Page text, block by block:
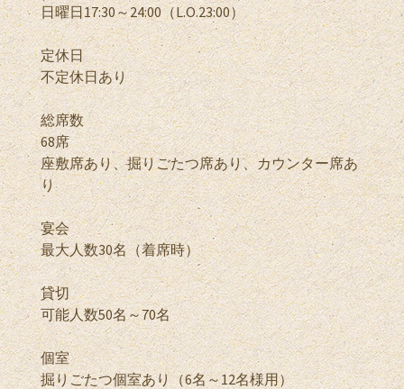
日曜日17:30～24:00（L.O.23:00）
定休日
不定休日あり
総席数
68席
座敷席あり、掘りごたつ席あり、カウンター席あ
り
宴会
最大人数30名（着席時）
貸切
可能人数50名～70名
個室
掘りごたつ個室あり（6名～12名様用）